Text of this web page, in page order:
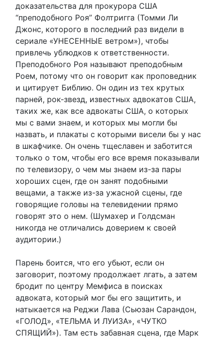
доказательства для прокурора США
“преподобного Роя” Фолтригга (Томми Ли
Джонс, которого в последний раз видели в
сериале «УНЕСЕННЫЕ ветром»), чтобы
привлечь ублюдков к ответственности.
Преподобного Роя называют преподобным
Роем, потому что он говорит как проповедник
и цитирует Библию. Он один из тех крутых
парней, рок-звезд, известных адвокатов США,
таких же, как все адвокаты США, о которых
мы с вами знаем, и которых мы могли бы
назвать, и плакаты с которыми висели бы у нас
в шкафчике. Он очень тщеславен и заботится
только о том, чтобы его все время показывали
по телевизору, о чем мы знаем из-за пары
хороших сцен, где он занят подобными
вещами, а также из-за ужасной сцены, где
говорящие головы на телевидении прямо
говорят это о нем. (Шумахер и Голдсман
никогда не отличались доверием к своей
аудитории.)
Парень боится, что его убьют, если он
заговорит, поэтому продолжает лгать, а затем
бродит по центру Мемфиса в поисках
адвоката, который мог бы его защитить, и
натыкается на Реджи Лава (Сьюзан Сарандон,
«ГОЛОД», «ТЕЛЬМА И ЛУИЗА», «ЧУТКО
СПЯЩИЙ»). Там есть забавная сцена, где Марк